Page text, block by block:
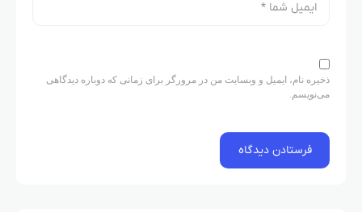
ذخیره نام، ایمیل و وبسایت من در مرورگر برای زمانی که دوباره دیدگاهی
می‌نویسم.